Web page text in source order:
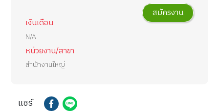
สมัครงาน
เงินเดือน
N/A
หน่วยงาน/สาขา
สำนักงานใหญ่
แชร์